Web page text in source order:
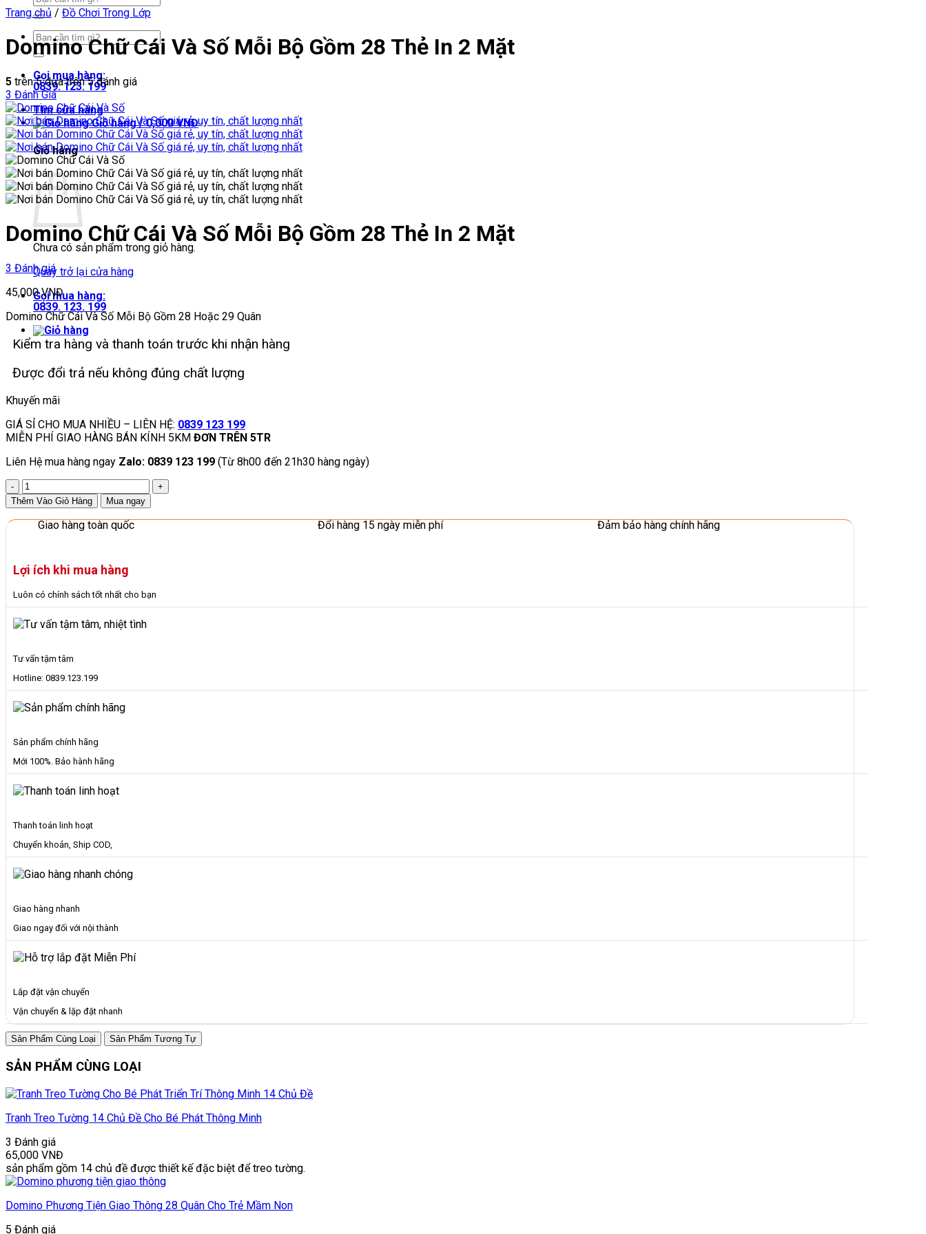
kiếm:
Tìm
kiếm:
Gọi mua hàng:
0839. 123. 199
Tìm cửa hàng
Giỏ hàng /0,000VNĐ
Giỏ hàng
Chưa có sản phẩm trong giỏ hàng.
Quay trở lại cửa hàng
Gọi mua hàng:
0839. 123. 199
Trang chủ / Đồ Chơi Trong Lớp
Domino Chữ Cái Và Số Mỗi Bộ Gồm 28 Thẻ In 2 Mặt
5 trên 5 dựa trên5đánh giá
3 Đánh Giá
Domino Chữ Cái Và Số Mỗi Bộ Gồm 28 Thẻ In 2 Mặt
3 Đánh giá
45,000VNĐ
Domino Chữ Cái Và Số Mỗi Bộ Gồm 28 Hoặc 29 Quân
Kiểm tra hàng và thanh toán trước khi nhận hàng
Được đổi trả nếu không đúng chất lượng
Khuyến mãi
GIÁ SỈ CHO MUA NHIỀU – LIÊN HỆ: 0839 123 199
MIỄN PHÍ GIAO HÀNG BÁN KÍNH 5KM ĐƠN TRÊN 5TR
Liên Hệ mua hàng ngay Zalo: 0839 123 199 (Từ 8h00 đến 21h30 hàng ngày)
Domino
Chữ
Cái
Bộ
Gồm
28
In
2
số
Thêm Vào Giỏ Hàng Mua ngay
Giao hàng toàn quốc Đổi hàng 15 ngày miễn phí Đảm bảo hàng chính hãng
Lợi ích khi mua hàng
Luôn có chính sách tốt nhất cho bạn
Tư vấn tậm tâm
Hotline: 0839.123.199
Sản phẩm chính hãng
Mới 100%. Bảo hành hãng
Thanh toán linh hoạt
Chuyển khoản, Ship COD,
Giao hàng nhanh
Giao ngay đối với nội thành
Lắp đặt vận chuyển
Vận chuyển & lặp đặt nhanh
Sản Phẩm Cùng Loại Sản Phẩm Tương Tự
SẢN PHẨM CÙNG LOẠI
Tranh Treo Tường 14 Chủ Đề Cho Bé Phát Thông Minh
3 Đánh giá
65,000 VNĐ
sản phẩm gồm 14 chủ đề được thiết kế đặc biệt để treo tường.
Domino Phương Tiện Giao Thông 28 Quân Cho Trẻ Mầm Non
5 Đánh giá